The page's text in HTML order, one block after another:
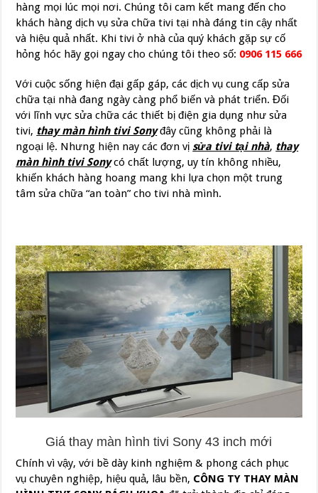
hàng mọi lúc mọi nơi. Chúng tôi cam kết mang đến cho
khách hàng dịch vụ sửa chữa tivi tại nhà đáng tin cậy nhất
và hiệu quả nhất. Khi tivi ở nhà của quý khách gặp sự cố
hỏng hóc hãy gọi ngay cho chúng tôi theo số: 0906 115 666
Với cuộc sống hiện đại gấp gáp, các dịch vụ cung cấp sửa
chữa tại nhà đang ngày càng phổ biến và phát triển. Đối
với lĩnh vực sửa chữa các thiết bị điện gia dụng như sửa
tivi, thay màn hình tivi Sonyđây cũng không phải là
ngoại lệ. Nhưng hiện nay các đơn vị sửa tivi tại nhà, thay
màn hình tivi Sonycó chất lượng, uy tín không nhiều,
khiến khách hàng hoang mang khi lựa chọn một trung
tâm sửa chữa “an toàn” cho tivi nhà mình.
Giá thay màn hình tivi Sony 43 inch mới
Chính vì vậy, với bề dày kinh nghiệm & phong cách phục
vụ chuyên nghiệp, hiệu quả, lâu bền, CÔNG TY THAY MÀN